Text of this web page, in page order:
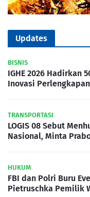
Updates
BISNIS
IGHE 2026 Hadirkan
Inovasi
TRANSPORTASI
LOGIS 08 Sebut
Nasional, Minta
HUKUM
FBI dan Polri Buru
Pietruschka Pemilik